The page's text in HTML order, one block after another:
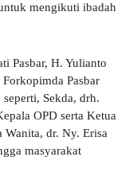
mengikuti ibadah
Pasbar, H. Yulianto
Pasbar
Sekda, drh.
OPD serta Ketua
dr. Ny. Erisa
masyarakat